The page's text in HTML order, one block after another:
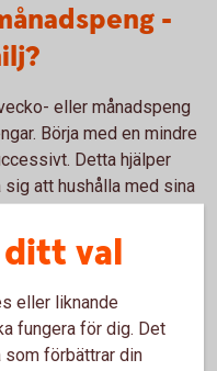
-
eller månadspeng
Börja med en mindre
Detta hjälper
att hushålla med sina
småköp
val
eller liknande
fungera för dig. Det
som förbättrar din